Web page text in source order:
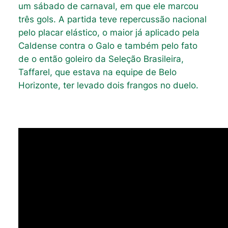
um sábado de carnaval, em que ele marcou
três gols. A partida teve repercussão nacional
pelo placar elástico, o maior já aplicado pela
Caldense contra o Galo e também pelo fato
de o então goleiro da Seleção Brasileira,
Taffarel, que estava na equipe de Belo
Horizonte, ter levado dois frangos no duelo.